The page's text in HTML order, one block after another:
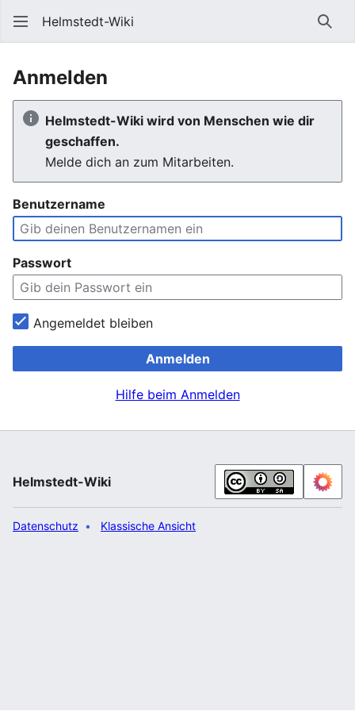
Helmstedt-Wiki
Anmelden
Helmstedt-Wiki wird von Menschen wie dir
geschaffen.
Melde dich an zum Mitarbeiten.
Benutzername
Passwort
Angemeldet bleiben
Anmelden
Hilfe beim Anmelden
Helmstedt-Wiki
Datenschutz Klassische Ansicht